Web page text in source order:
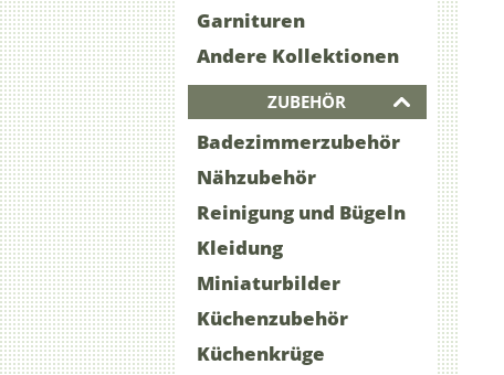
Garnituren
Andere Kollektionen
ZUBEHÖR
Badezimmerzubehör
Nähzubehör
Reinigung und Bügeln
Kleidung
Miniaturbilder
Küchenzubehör
Küchenkrüge